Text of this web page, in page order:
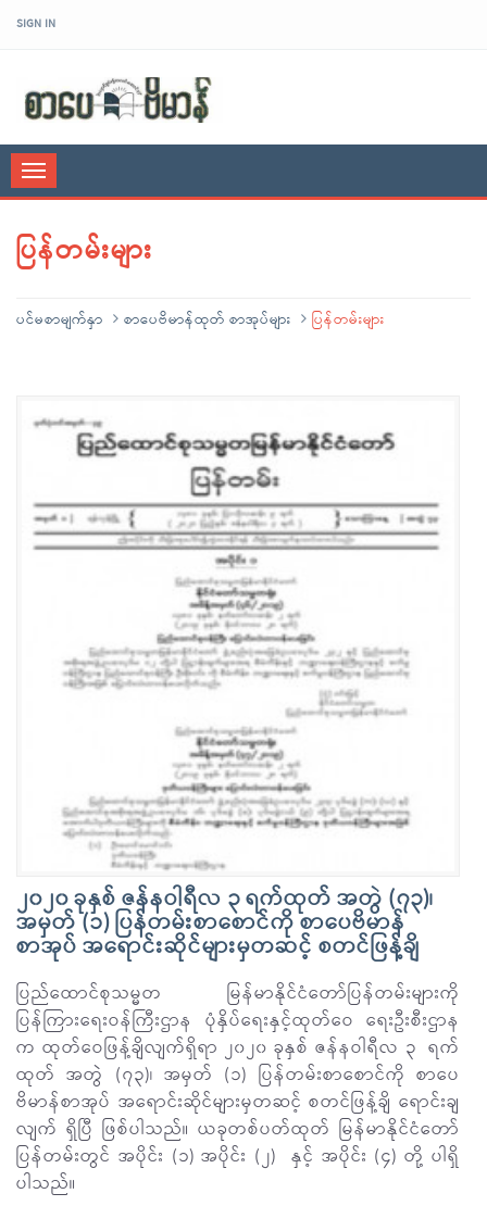
SIGN IN
Toggle
navigation
ပြန်တမ်းများ
ပင်မစာမျက်နှာ စာပေဗိမာန်ထုတ် စာအုပ်များ ပြန်တမ်းများ
၂၀၂၀ ခုနှစ် ဇန်နဝါရီလ ၃ ရက်ထုတ် အတွဲ (၇၃)၊
အမှတ် (၁) ပြန်တမ်းစာစောင်ကို စာပေဗိမာန်
စာအုပ် အရောင်းဆိုင်များမှတဆင့် စတင်ဖြန့်ချိ
ပြည်ထောင်စုသမ္မတ မြန်မာနိုင်ငံတော်ပြန်တမ်းများကို
ပြန်ကြားရေးဝန်ကြီးဌာန ပုံနှိပ်ရေးနှင့်ထုတ်ဝေ ရေးဦးစီးဌာန
က ထုတ်ဝေဖြန့်ချိလျက်ရှိရာ ၂၀၂၀ ခုနှစ် ဇန်နဝါရီလ ၃ ရက်
ထုတ် အတွဲ (၇၃)၊ အမှတ် (၁) ပြန်တမ်းစာစောင်ကို စာပေ
ဗိမာန်စာအုပ် အရောင်းဆိုင်များမှတဆင့် စတင်ဖြန့်ချိ ရောင်းချ
လျက် ရှိပြီ ဖြစ်ပါသည်။ ယခုတစ်ပတ်ထုတ် မြန်မာနိုင်ငံတော်
ပြန်တမ်းတွင် အပိုင်း (၁) အပိုင်း (၂) နှင့် အပိုင်း (၄) တို့ ပါရှိ
ပါသည်။